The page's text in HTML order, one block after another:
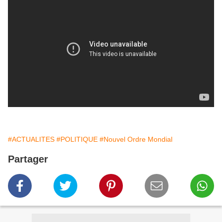
#ACTUALITES #POLITIQUE #Nouvel Ordre Mondial
Partager